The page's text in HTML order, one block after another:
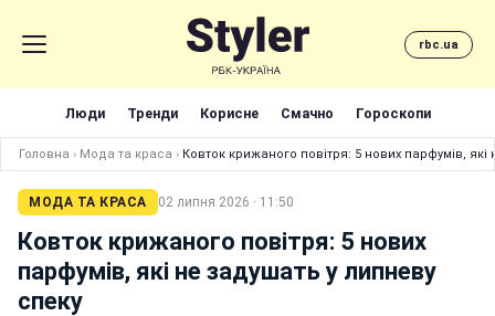
rbc.ua
Люди Тренди Корисне Смачно Гороскопи
Головна › Мода та краса › Ковток крижаного повітря: 5 нових парфумів,
МОДА ТА КРАСА 02 липня 2026 · 11:50
Ковток крижаного повітря: 5 нових
парфумів, які не задушать у липневу
спеку